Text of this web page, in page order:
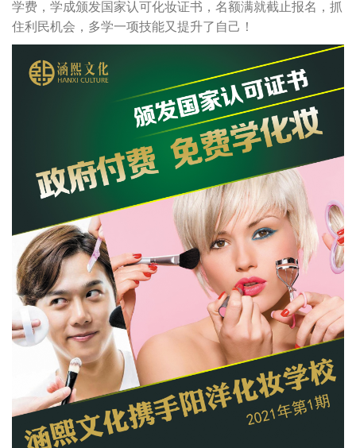
学费，学成颁发国家认可化妆证书，名额满就截止报名，抓
住利民机会，多学一项技能又提升了自己！